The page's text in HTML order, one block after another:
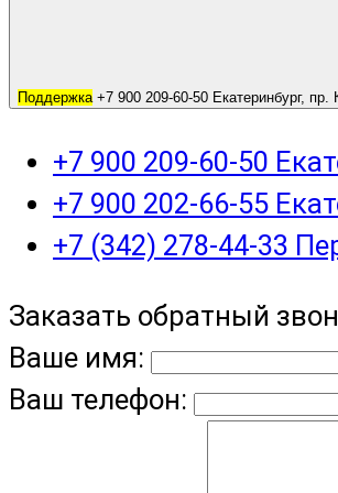
Поддержка +7 900 209-60-50 Екатеринбург, пр.
+7 900 209-60-50
+7 900 202-66-55
+7 (342) 278-44-33
Заказать обратный
Ваше имя:
Ваш телефон: